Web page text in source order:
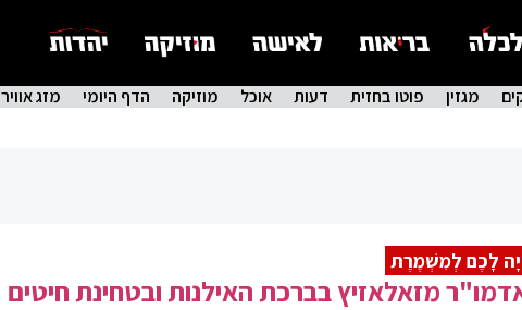
מגזין פוטו בחזית דעות אוכל מוזיקה הדף היומי מזג אוויר
לָכֶם לְמִשְׁמֶרֶת
מזאלאזיץ בברכת האילנות ובטחינת חיטים